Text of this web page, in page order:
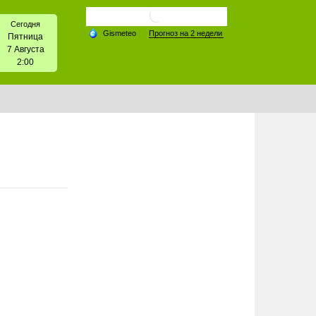
Сегодня
Пятница
7 Августа
2:00